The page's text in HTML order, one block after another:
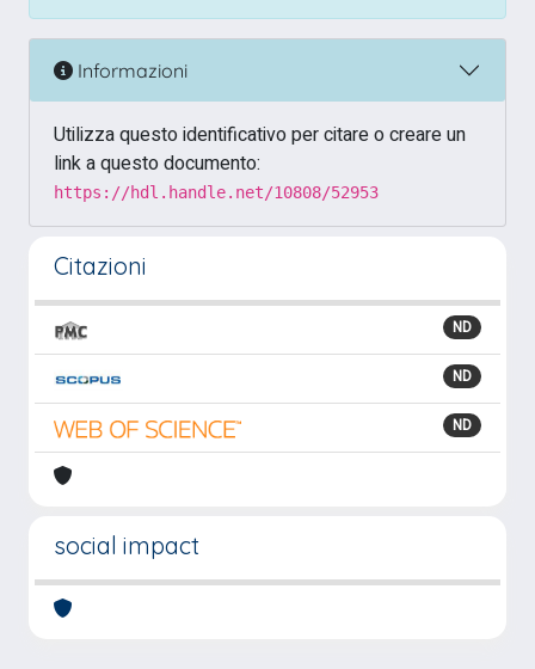
Informazioni
Utilizza questo identificativo per citare o creare un
link a questo documento:
https://hdl.handle.net/10808/52953
Citazioni
ND
ND
ND
social impact